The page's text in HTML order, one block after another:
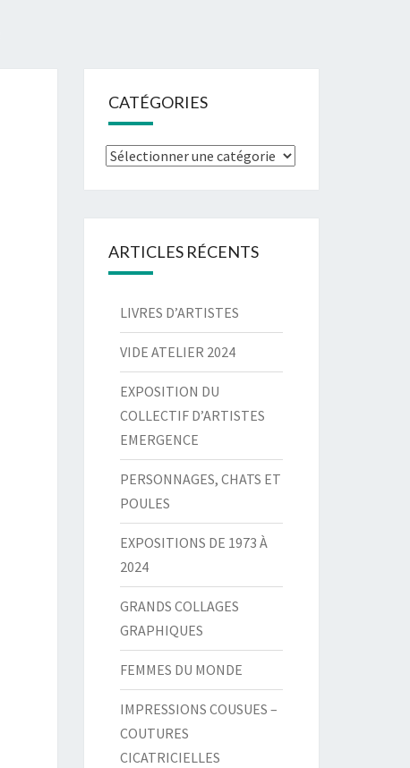
CATÉGORIES
Catégories
ARTICLES RÉCENTS
LIVRES D’ARTISTES
VIDE ATELIER 2024
EXPOSITION DU
COLLECTIF D’ARTISTES
EMERGENCE
PERSONNAGES, CHATS ET
POULES
EXPOSITIONS DE 1973 À
2024
GRANDS COLLAGES
GRAPHIQUES
FEMMES DU MONDE
IMPRESSIONS COUSUES –
COUTURES
CICATRICIELLES